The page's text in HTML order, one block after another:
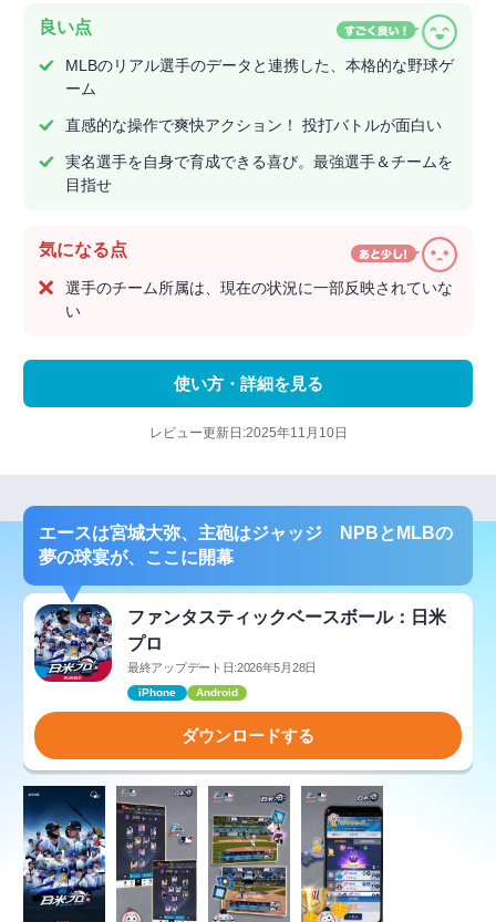
良い点
MLBのリアル選手のデータと連携した、本格的な野球ゲ
ーム
直感的な操作で爽快アクション！ 投打バトルが面白い
実名選手を自身で育成できる喜び。最強選手＆チームを
目指せ
気になる点
選手のチーム所属は、現在の状況に一部反映されていな
い
使い方・詳細を見る
レビュー更新日:2025年11月10日
エースは宮城大弥、主砲はジャッジ NPBとMLBの
夢の球宴が、ここに開幕
ファンタスティックベースボール：日米
プロ
最終アップデート日:2026年5月28日
iPhone Android
ダウンロードする